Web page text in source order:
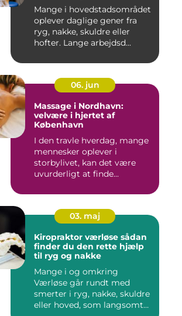
Mange i hovedstadsområdet
oplever daglige gener fra
ryg, nakke, skuldre eller
hofter. Lange arbejdsd...
06. jun
Massage i Nordhavn:
velvære i hjertet af
København
I den travle hverdag, mange
mennesker oplever i
storbylivet, kan det være
uvurderligt at finde...
03. maj
Kiropraktor værløse sådan
finder du den rette hjælp
til ryg og nakke
Mange i og omkring
Værløse går rundt med
smerter i ryg, nakke, skuldre
eller hoved, som langsomt